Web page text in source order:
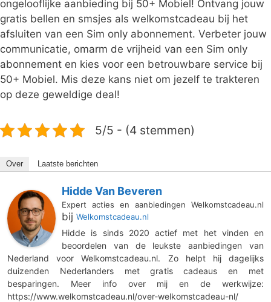
ongelooflijke aanbieding bij 50+ Mobiel! Ontvang jouw
gratis bellen en smsjes als welkomstcadeau bij het
afsluiten van een Sim only abonnement. Verbeter jouw
communicatie, omarm de vrijheid van een Sim only
abonnement en kies voor een betrouwbare service bij
50+ Mobiel. Mis deze kans niet om jezelf te trakteren
op deze geweldige deal!
5/5 - (4 stemmen)
Over Laatste berichten
Hidde Van Beveren
Expert acties en aanbiedingen Welkomstcadeau.nl
bij Welkomstcadeau.nl
Hidde is sinds 2020 actief met het vinden en
beoordelen van de leukste aanbiedingen van
Nederland voor Welkomstcadeau.nl. Zo helpt hij dagelijks
duizenden Nederlanders met gratis cadeaus en met
besparingen. Meer info over mij en de werkwijze:
https://www.welkomstcadeau.nl/over-welkomstcadeau-nl/